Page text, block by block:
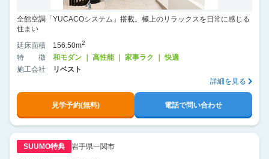
全館空調「YUCACOシステム」搭載。極上のリラックスを日常に感じる
住まい
延床面積
156.50m2
特徴
和モダン ｜ 高性能 ｜ 家事ラク ｜ 快適
施工会社
リベスト
詳細を見る
見学予約(無料) 電話で問い合わせ
SUUMO特典 岩手県一関市